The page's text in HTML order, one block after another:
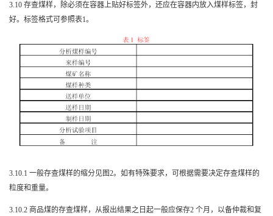
3.10 存查煤样，除必须在容器上贴好标签外，还应在容器内放入煤样标签，封
好。标签格式可参照表1。
3.10.1 一般存查煤样的缩分见图2。如有特殊要求，可根据需要决定存查煤样的
粒度和重量。
3.10.2 商品煤的存查煤样，从报出结果之日起一般应保存2 个月，以备仲裁和复